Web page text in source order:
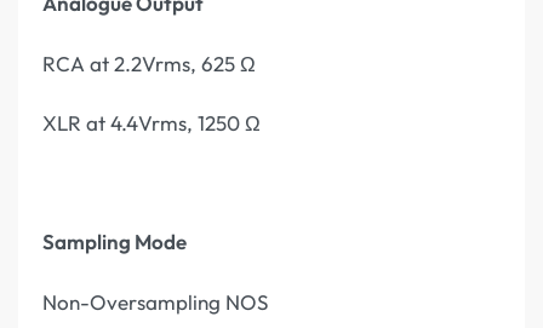
RCA at 2.2Vrms, 625 Ω
XLR at 4.4Vrms, 1250 Ω
Sampling Mode
Non-Oversampling NOS